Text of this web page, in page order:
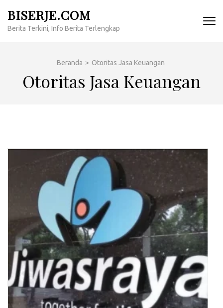
konten
BISERJE.COM
Berita Terkini, Info Berita Terlengkap
Beranda > Otoritas Jasa Keuangan
Otoritas Jasa Keuangan